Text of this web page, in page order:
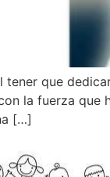
tener que
la fuerza que
[…]